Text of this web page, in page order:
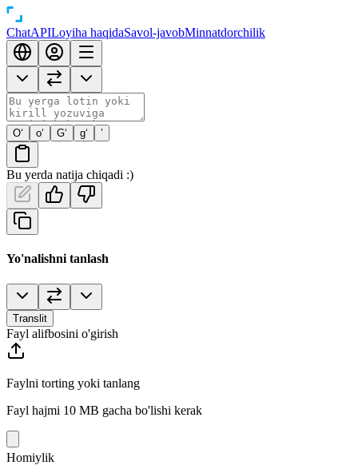
ChatAPILoyiha haqidaSavol-javobMinnatdorchilik
O‘ o‘ G‘ g‘ ’
Bu yerda natija chiqadi :)
Yo'nalishni tanlash
Translit
Fayl alifbosini o'girish
Faylni torting yoki tanlang
Fayl hajmi 10 MB gacha bo'lishi kerak
Homiylik